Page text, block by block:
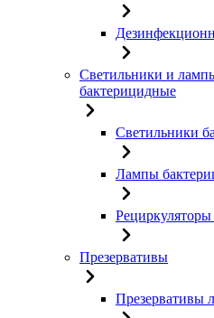
Светильники и
бактерицидные
Светильники
Лампы
Рециркуляторы
Презервативы
Презервативы